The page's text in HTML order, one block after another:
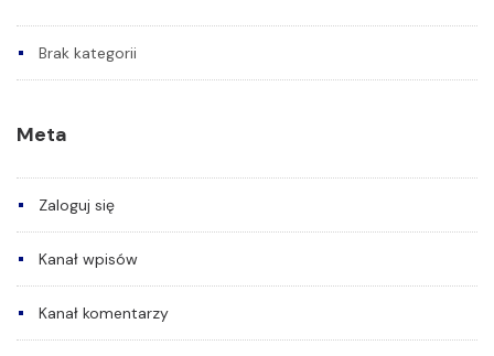
Brak kategorii
Meta
Zaloguj się
Kanał wpisów
Kanał komentarzy